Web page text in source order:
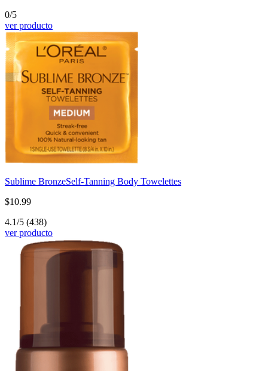
0/5
ver producto
Sublime BronzeSelf-Tanning Body Towelettes
$10.99
4.1/5 (438)
ver producto